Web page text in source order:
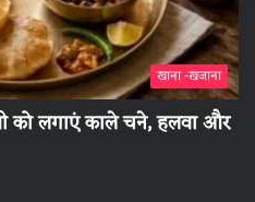
खाना -खजाना
को लगाएं काले चने, हलवा और